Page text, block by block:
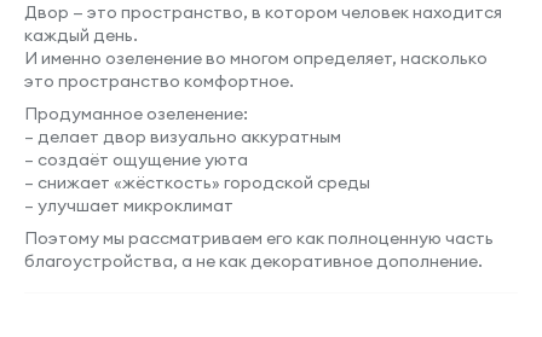
Двор — это пространство, в котором человек находится
каждый день.
И именно озеленение во многом определяет, насколько
это пространство комфортное.
Продуманное озеленение:
– делает двор визуально аккуратным
– создаёт ощущение уюта
– снижает «жёсткость» городской среды
– улучшает микроклимат
Поэтому мы рассматриваем его как полноценную часть
благоустройства, а не как декоративное дополнение.